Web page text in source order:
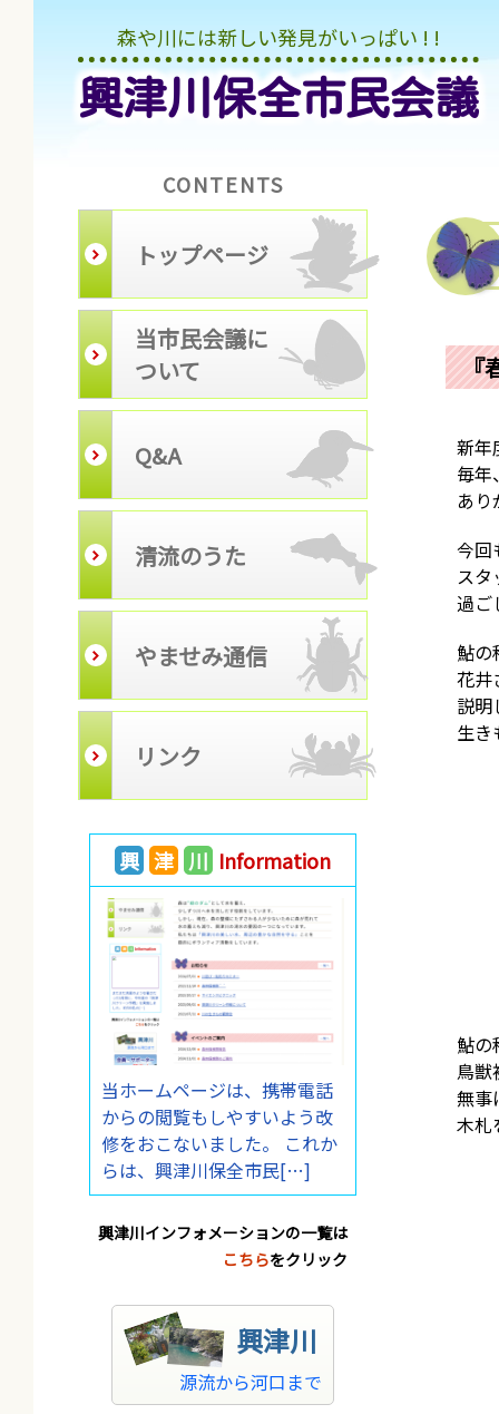
森や川には新しい発見がいっぱい ! !
興津川保全市民会議
CONTENTS
トップページ
当市民会議に
ついて
Q&A
清流のうた
やませみ通信
リンク
興 津 川 Information
当ホームページは、携帯電話
からの閲覧もしやすいよう改
修をおこないました。 これか
らは、興津川保全市民[…]
興津川インフォメーションの一覧は
こちらをクリック
興津川
源流から河口まで
新年
毎年
あり
今回
スタ
過ご
鮎の
花井
説明
生き
鮎の
鳥獣
無事
木札